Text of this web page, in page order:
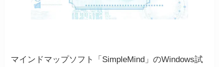
マインドマップソフト「SimpleMind」のWindows試